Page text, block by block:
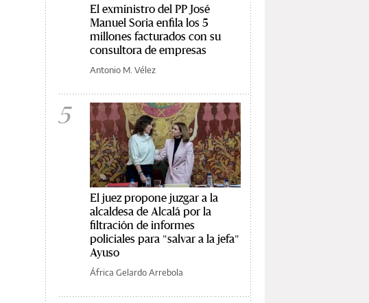
El exministro del PP José
Manuel Soria enfila los 5
millones facturados con su
consultora de empresas
Antonio M. Vélez
5
El juez propone juzgar a la
alcaldesa de Alcalá por la
filtración de informes
policiales para "salvar a la jefa"
Ayuso
África Gelardo Arrebola